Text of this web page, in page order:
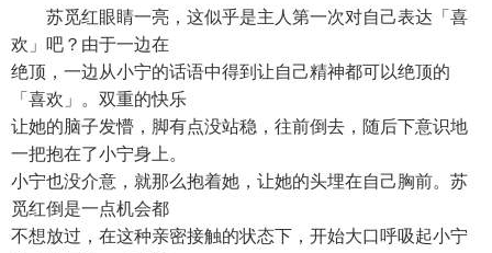
苏觅红眼睛一亮，这似乎是主人第一次对自己表达「喜
欢」吧？由于一边在
绝顶，一边从小宁的话语中得到让自己精神都可以绝顶的
「喜欢」。双重的快乐
让她的脑子发懵，脚有点没站稳，往前倒去，随后下意识地
一把抱在了小宁身上。
小宁也没介意，就那么抱着她，让她的头埋在自己胸前。苏
觅红倒是一点机会都
不想放过，在这种亲密接触的状态下，开始大口呼吸起小宁